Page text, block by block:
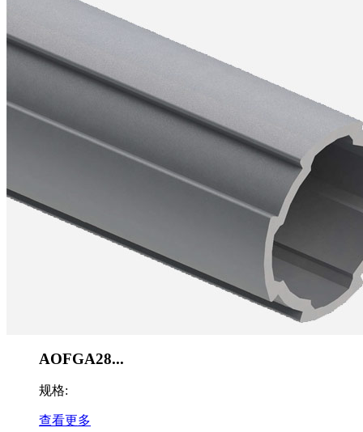
AOFGA28...
规格:
查看更多